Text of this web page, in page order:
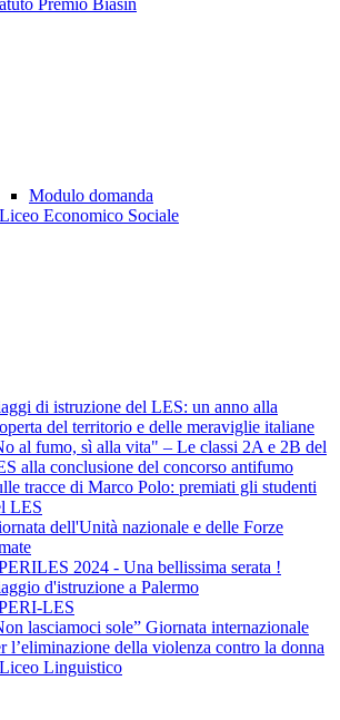
Premio Biasin
Modulo domanda
Economico Sociale
di istruzione del LES: un anno alla
del territorio e delle meraviglie italiane
al fumo, sì alla vita" – Le classi 2A e 2B del
alla conclusione del concorso antifumo
tracce di Marco Polo: premiati gli studenti
LES
dell'Unità nazionale e delle Forze
2024 - Una bellissima serata !
d'istruzione a Palermo
LES
lasciamoci sole” Giornata internazionale
l’eliminazione della violenza contro la donna
Linguistico